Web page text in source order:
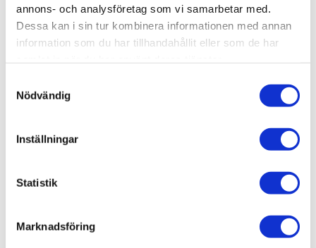
annons- och analysföretag som vi samarbetar med.
Dessa kan i sin tur kombinera informationen med annan
information som du har tillhandahållit eller som de har
Nödvändig
Inställningar
Statistik
Marknadsföring
Relaterade kategorier
Varumärken / Macro Design /